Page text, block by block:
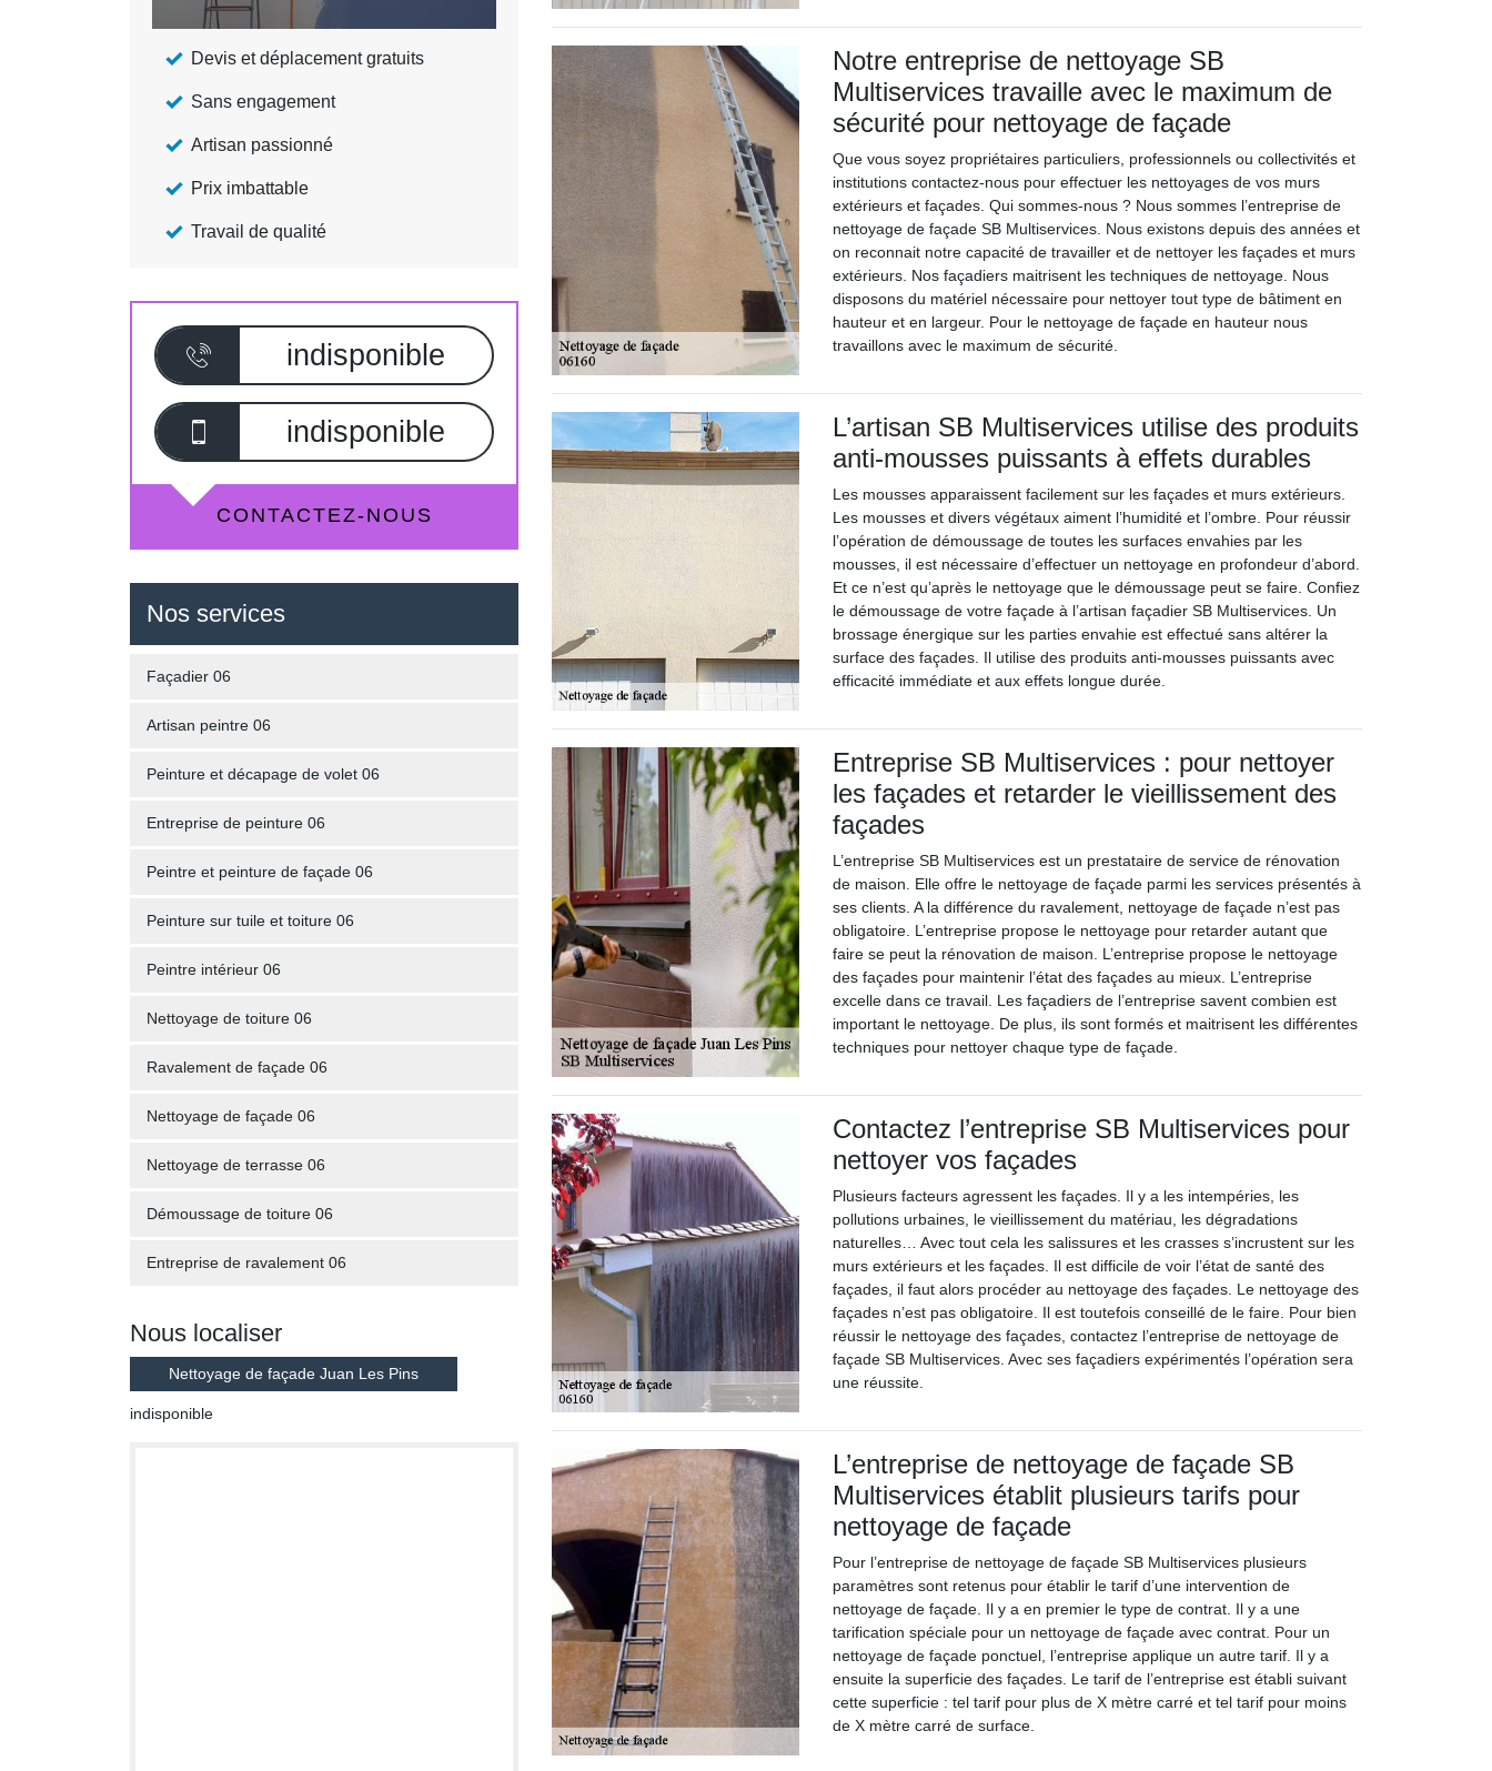
Devis et déplacement gratuits
Sans engagement
Artisan passionné
Prix imbattable
Travail de qualité
indisponible
indisponible
CONTACTEZ-NOUS
Nos services
Façadier 06
Artisan peintre 06
Peinture et décapage de volet 06
Entreprise de peinture 06
Peintre et peinture de façade 06
Peinture sur tuile et toiture 06
Peintre intérieur 06
Nettoyage de toiture 06
Ravalement de façade 06
Nettoyage de façade 06
Nettoyage de terrasse 06
Démoussage de toiture 06
Entreprise de ravalement 06
Nous localiser
Nettoyage de façade Juan Les Pins
indisponible
Notre entreprise de nettoyage SB
Multiservices travaille avec le maximum de
sécurité pour nettoyage de façade
Que vous soyez propriétaires particuliers, professionnels ou collectivités et
institutions contactez-nous pour effectuer les nettoyages de vos murs
extérieurs et façades. Qui sommes-nous ? Nous sommes l’entreprise de
nettoyage de façade SB Multiservices. Nous existons depuis des années et
on reconnait notre capacité de travailler et de nettoyer les façades et murs
extérieurs. Nos façadiers maitrisent les techniques de nettoyage. Nous
disposons du matériel nécessaire pour nettoyer tout type de bâtiment en
hauteur et en largeur. Pour le nettoyage de façade en hauteur nous
travaillons avec le maximum de sécurité.
L’artisan SB Multiservices utilise des produits
anti-mousses puissants à effets durables
Les mousses apparaissent facilement sur les façades et murs extérieurs.
Les mousses et divers végétaux aiment l’humidité et l’ombre. Pour réussir
l’opération de démoussage de toutes les surfaces envahies par les
mousses, il est nécessaire d’effectuer un nettoyage en profondeur d’abord.
Et ce n’est qu’après le nettoyage que le démoussage peut se faire. Confiez
le démoussage de votre façade à l’artisan façadier SB Multiservices. Un
brossage énergique sur les parties envahie est effectué sans altérer la
surface des façades. Il utilise des produits anti-mousses puissants avec
efficacité immédiate et aux effets longue durée.
Entreprise SB Multiservices : pour nettoyer
les façades et retarder le vieillissement des
façades
L’entreprise SB Multiservices est un prestataire de service de rénovation
de maison. Elle offre le nettoyage de façade parmi les services présentés à
ses clients. A la différence du ravalement, nettoyage de façade n’est pas
obligatoire. L’entreprise propose le nettoyage pour retarder autant que
faire se peut la rénovation de maison. L’entreprise propose le nettoyage
des façades pour maintenir l’état des façades au mieux. L’entreprise
excelle dans ce travail. Les façadiers de l’entreprise savent combien est
important le nettoyage. De plus, ils sont formés et maitrisent les différentes
techniques pour nettoyer chaque type de façade.
Contactez l’entreprise SB Multiservices pour
nettoyer vos façades
Plusieurs facteurs agressent les façades. Il y a les intempéries, les
pollutions urbaines, le vieillissement du matériau, les dégradations
naturelles… Avec tout cela les salissures et les crasses s’incrustent sur les
murs extérieurs et les façades. Il est difficile de voir l’état de santé des
façades, il faut alors procéder au nettoyage des façades. Le nettoyage des
façades n’est pas obligatoire. Il est toutefois conseillé de le faire. Pour bien
réussir le nettoyage des façades, contactez l’entreprise de nettoyage de
façade SB Multiservices. Avec ses façadiers expérimentés l’opération sera
une réussite.
L’entreprise de nettoyage de façade SB
Multiservices établit plusieurs tarifs pour
nettoyage de façade
Pour l’entreprise de nettoyage de façade SB Multiservices plusieurs
paramètres sont retenus pour établir le tarif d’une intervention de
nettoyage de façade. Il y a en premier le type de contrat. Il y a une
tarification spéciale pour un nettoyage de façade avec contrat. Pour un
nettoyage de façade ponctuel, l’entreprise applique un autre tarif. Il y a
ensuite la superficie des façades. Le tarif de l’entreprise est établi suivant
cette superficie : tel tarif pour plus de X mètre carré et tel tarif pour moins
de X mètre carré de surface.